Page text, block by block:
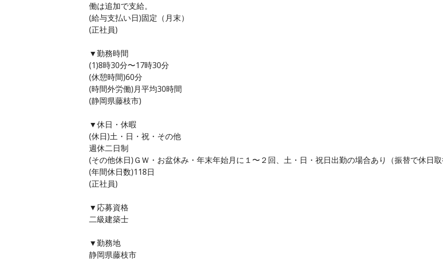
働は追加で支給。
(給与支払い日)固定（月末）
(正社員)
▼勤務時間
(1)8時30分〜17時30分
(休憩時間)60分
(時間外労働)月平均30時間
(静岡県藤枝市)
▼休日・休暇
(休日)土・日・祝・その他
週休二日制
(その他休日)ＧＷ・お盆休み・年末年始月に１〜２回、土・日・祝日出勤の場合あり（振替で休日
(年間休日数)118日
(正社員)
▼応募資格
二級建築士
▼勤務地
静岡県藤枝市